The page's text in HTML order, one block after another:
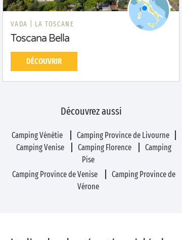
VADA | LA TOSCANE
Toscana Bella
DÉCOUVRIR
Découvrez aussi
Camping Vénétie
Camping Province de Livourne
Camping Venise
Camping Florence
Camping
Pise
Camping Province de Venise
Camping Province de
Vérone